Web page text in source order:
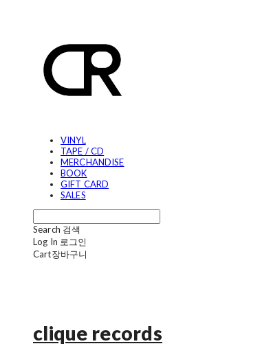
VINYL
TAPE / CD
MERCHANDISE
BOOK
GIFT CARD
SALES
Search 검색
Log In 로그인
Cart장바구니
clique records